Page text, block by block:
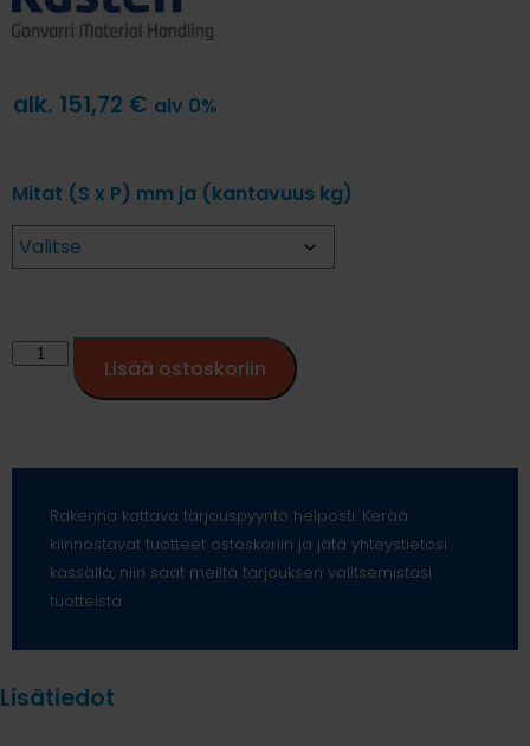
alk. 151,72 € alv 0%
Mitat (S x P) mm ja (kantavuus kg)
Lisää ostoskoriin
Rakenna kattava tarjouspyyntö helposti. Kerää
kiinnostavat tuotteet ostoskoriin ja jätä yhteystietosi
kassalla, niin saat meiltä tarjouksen valitsemistasi
tuotteista.
Lisätiedot